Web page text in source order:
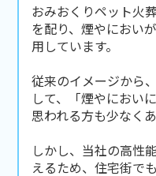
おみおくりペット火
を配り、煙やにおい
用しています。
従来のイメージから
して、「煙やにおい
思われる方も少なく
しかし、当社の高性
えるため、住宅街で